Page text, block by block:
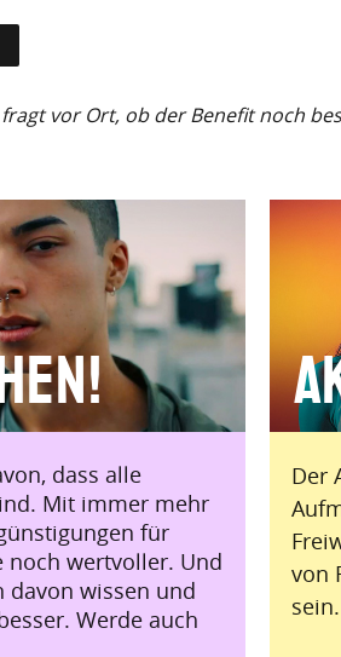
vor Ort, ob der Benefit noch
dass alle
Mit immer mehr
für
noch wertvoller. Und
davon wissen und
Werde auch
Der
von
sein.